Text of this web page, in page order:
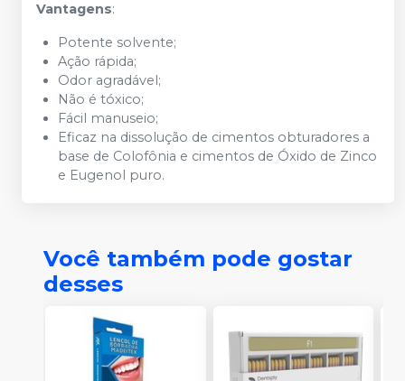
Vantagens:
Potente solvente;
Ação rápida;
Odor agradável;
Não é tóxico;
Fácil manuseio;
Eficaz na dissolução de cimentos obturadores a
base de Colofônia e cimentos de Óxido de Zinco
e Eugenol puro.
Você também pode gostar
desses